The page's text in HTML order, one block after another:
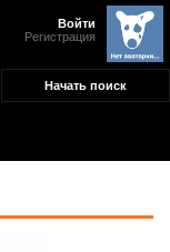
Войти
Регистрация